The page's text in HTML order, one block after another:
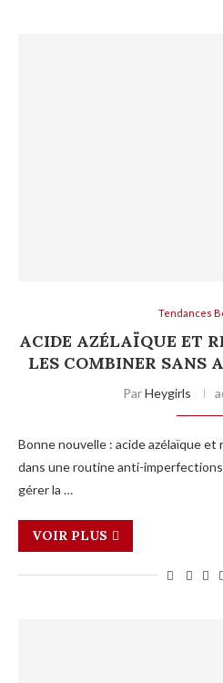
Tendances
ACIDE AZÉLAÏQUE ET
LES COMBINER SANS
ParHeygirls
Bonne nouvelle : acide azélaïque
dans une routine anti-
gérer la …
VOIR PLUS